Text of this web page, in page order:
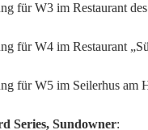
für W3 im Restaurant
für W4 im Restaurant
für W5 im Seilerhus am
Series, Sundowner: